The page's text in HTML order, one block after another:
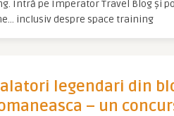
Intră pe Imperator Travel Blog și
inclusiv despre space training
legendari din
– un